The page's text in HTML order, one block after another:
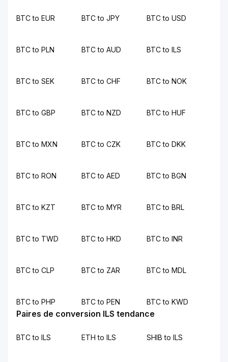
BTC to EUR BTC to JPY BTC to USD
BTC to PLN BTC to AUD BTC to ILS
BTC to SEK BTC to CHF BTC to NOK
BTC to GBP BTC to NZD BTC to HUF
BTC to MXN BTC to CZK BTC to DKK
BTC to RON BTC to AED BTC to BGN
BTC to KZT BTC to MYR BTC to BRL
BTC to TWD BTC to HKD BTC to INR
BTC to CLP BTC to ZAR BTC to MDL
BTC to PHP BTC to PEN BTC to KWD
Paires de conversion ILS tendance
BTC to ILS ETH to ILS SHIB to ILS